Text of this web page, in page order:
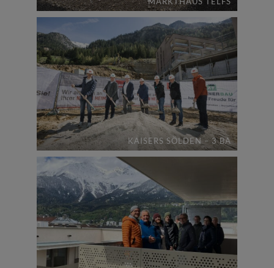
KAISERS SÖLDEN – 3 BA